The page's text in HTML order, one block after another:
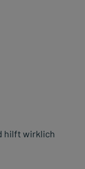
hilft wirklich